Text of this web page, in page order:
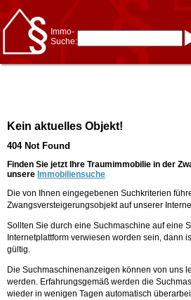
Immo-
Suche:
* Suche verfeinern durch
Kombinieren
Frankfurt/Oder
am Main
Immobiliensuche
nach Kreis
nach Amtsgericht
Kein aktuelles Objekt!
404 Not Found
Finden Sie jetzt Ihre Traumimmobilie in der
unsere Immobiliensuche
Die von Ihnen eingegebenen Suchkriterien
Zwangsversteigerungsobjekt auf unserer
Sollten Sie durch eine Suchmaschine auf eine
Internetplattform verwiesen worden sein, dann
gültig.
Die Suchmaschinenanzeigen können von uns
werden. Erfahrungsgemäß werden die
wieder in wenigen Tagen automatisch